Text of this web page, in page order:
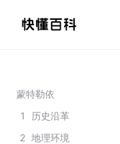
蒙特勒依
1
历史沿革
2 地理环境